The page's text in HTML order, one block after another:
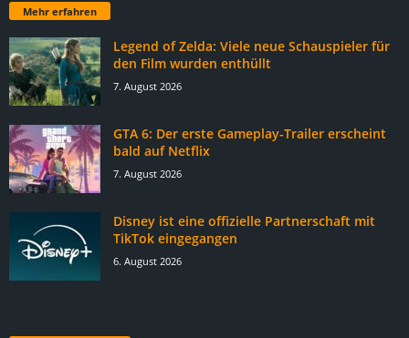
Mehr erfahren
Legend of Zelda: Viele neue Schauspieler für
den Film wurden enthüllt
7. August 2026
GTA 6: Der erste Gameplay-Trailer erscheint
bald auf Netflix
7. August 2026
Disney ist eine offizielle Partnerschaft mit
TikTok eingegangen
6. August 2026